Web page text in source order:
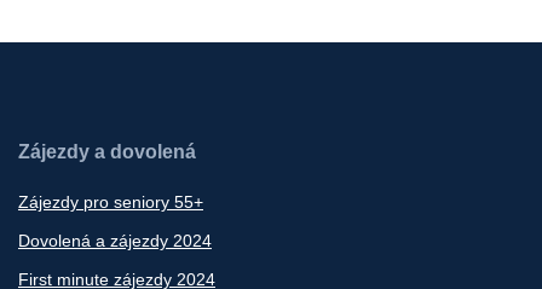
Zájezdy a dovolená
Zájezdy pro seniory 55+
Dovolená a zájezdy 2024
First minute zájezdy 2024